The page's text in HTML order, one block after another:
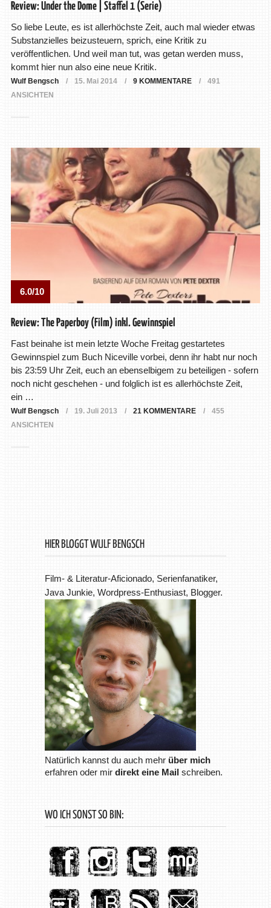
Review: Under the Dome | Staffel 1 (Serie)
So liebe Leute, es ist allerhöchste Zeit, auch mal wieder etwas
Substanzielles beizusteuern, sprich, eine Kritik zu
veröffentlichen. Und weil man tut, was getan werden muss,
kommt hier nun also eine neue Kritik.
Wulf Bengsch 15. Mai 2014 9 KOMMENTARE
491
ANSICHTEN
6.0/10
Review: The Paperboy (Film) inkl. Gewinnspiel
Fast beinahe ist mein letzte Woche Freitag gestartetes
Gewinnspiel zum Buch Niceville vorbei, denn ihr habt nur noch
bis 23:59 Uhr Zeit, euch an ebenselbigem zu beteiligen - sofern
noch nicht geschehen - und folglich ist es allerhöchste Zeit,
ein …
Wulf Bengsch 19. Juli 2013 21 KOMMENTARE
455
ANSICHTEN
HIER BLOGGT WULF BENGSCH
Film- & Literatur-Aficionado, Serienfanatiker,
Java Junkie, Wordpress-Enthusiast, Blogger.
Natürlich kannst du auch mehr über mich
erfahren oder mir direkt eine Mailschreiben.
WO ICH SONST SO BIN: